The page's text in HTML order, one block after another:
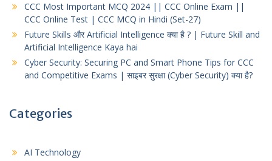
CCC Most Important MCQ 2024 || CCC Online Exam ||
CCC Online Test | CCC MCQ in Hindi (Set-27)
Future Skills और Artificial Intelligence क्या है ? | Future Skill and
Artificial Intelligence Kaya hai
Cyber Security: Securing PC and Smart Phone Tips for CCC
and Competitive Exams | साइबर सुरक्षा (Cyber Security) क्या है?
Categories
AI Technology